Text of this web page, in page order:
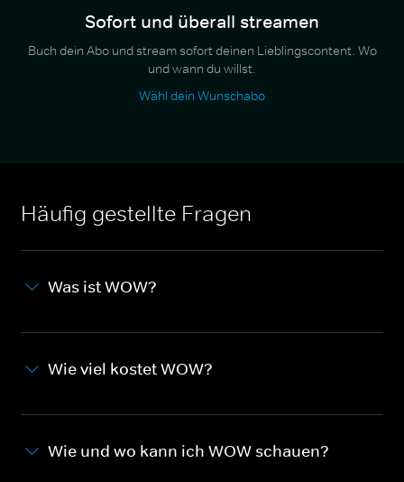
Sofort und überall streamen
Buch dein Abo und stream sofort deinen Lieblingscontent. Wo
und wann du willst.
Wähl dein Wunschabo
Häufig gestellte Fragen
Was ist WOW?
Wie viel kostet WOW?
Wie und wo kann ich WOW schauen?